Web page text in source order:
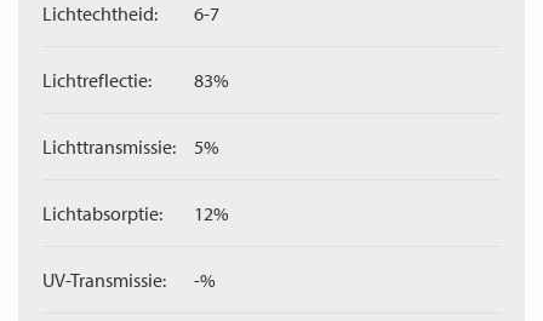
Lichtechtheid: 6-7
Lichtreflectie: 83%
Lichttransmissie: 5%
Lichtabsorptie: 12%
UV-Transmissie: -%